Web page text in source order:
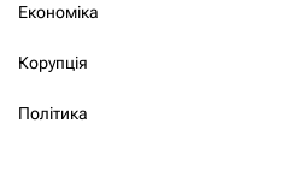
Економіка
Корупція
Політика